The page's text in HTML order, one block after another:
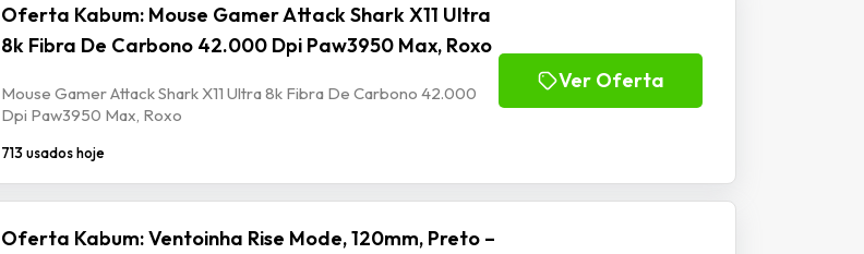
Oferta Kabum: Mouse Gamer Attack Shark X11 Ultra
8k Fibra De Carbono 42.000 Dpi Paw3950 Max, Roxo
Mouse Gamer Attack Shark X11 Ultra 8k Fibra De Carbono 42.000
Dpi Paw3950 Max, Roxo
713 usados hoje
Ver Oferta
Oferta Kabum: Ventoinha Rise Mode, 120mm, Preto –